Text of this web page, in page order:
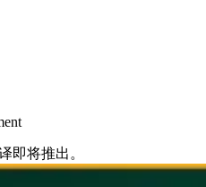
即将推出。